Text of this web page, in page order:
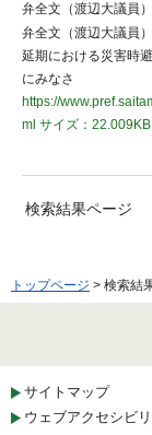
弁全文（渡辺大議員
弁全文（渡辺大議員
延期における災害時
にみなさ
https://
ml サイズ：22.009KB
検索結果ページ
トップページ > 検索結
サイトマップ
ウェブアクセシビ